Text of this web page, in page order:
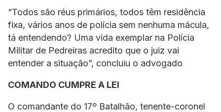
“Todos são réus primários, todos têm residência
fixa, vários anos de polícia sem nenhuma mácula,
tá entendendo? Uma vida exemplar na Polícia
Militar de Pedreiras acredito que o juiz vai
entender a situação”, concluiu o advogado
COMANDO CUMPRE A LEI
O comandante do 17º Batalhão, tenente-coronel